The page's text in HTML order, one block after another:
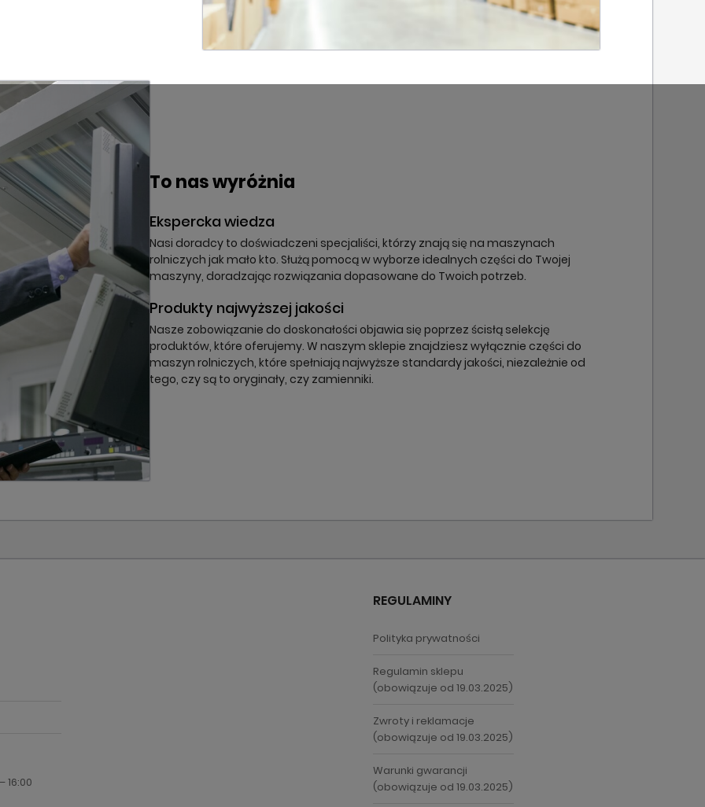
To nas wyróżnia
Ekspercka wiedza
Nasi doradcy to doświadczeni specjaliści, którzy znają się na maszynach
rolniczych jak mało kto. Służą pomocą w wyborze idealnych części do Twojej
maszyny, doradzając rozwiązania dopasowane do Twoich potrzeb.
Produkty najwyższej jakości
Nasze zobowiązanie do doskonałości objawia się poprzez ścisłą selekcję
produktów, które oferujemy. W naszym sklepie znajdziesz wyłącznie części do
maszyn rolniczych, które spełniają najwyższe standardy jakości, niezależnie od
tego, czy są to oryginały, czy zamienniki.
16:00
REGULAMINY
Polityka prywatności
Regulamin sklepu
(obowiązuje od 19.03.2025)
Zwroty i reklamacje
(obowiązuje od 19.03.2025)
Warunki gwarancji
(obowiązuje od 19.03.2025)
((modalDeleteText))
listę ulubionych
listy ulubionych
Zapisz
się
być zalogowany by zapisać produkty na swojej liście życzeń.
Zaloguj się